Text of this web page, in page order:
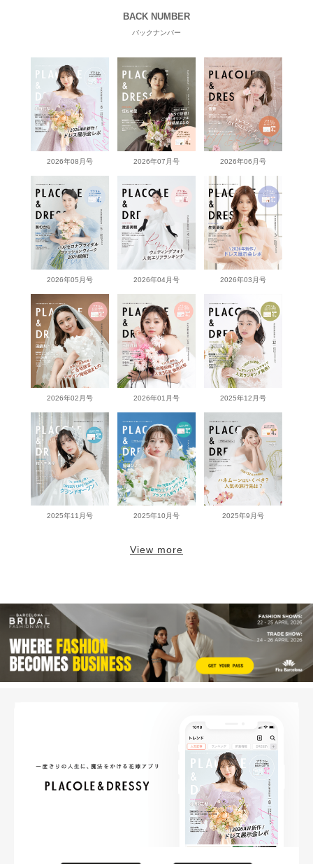
BACK NUMBER
バックナンバー
2026年08月号 2026年07月号 2026年06月号
2026年05月号 2026年04月号 2026年03月号
2026年02月号 2026年01月号 2025年12月号
2025年11月号 2025年10月号 2025年9月号
View more